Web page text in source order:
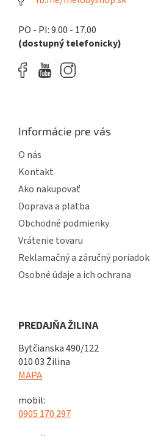
PO - PI: 9.00 - 17.00
(dostupný telefonicky)
Informácie pre vás
O nás
Kontakt
Ako nakupovať
Doprava a platba
Obchodné podmienky
Vrátenie tovaru
Reklamačný a záručný poriadok
Osobné údaje a ich ochrana
PREDAJŇA ŽILINA
Bytčianska 490/122
010 03 Žilina
MAPA
mobil:
0905 170 297